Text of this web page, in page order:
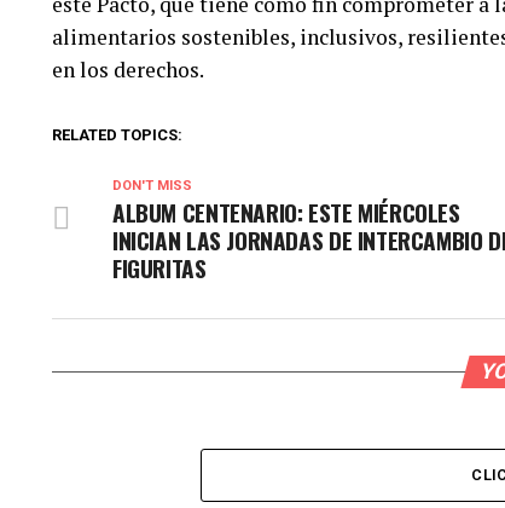
alimentarios sostenibles, inclusivos,
en los derechos.
RELATED TOPICS:
DON'T MISS
ALBUM CENTENARIO: ESTE MIÉRCOLES
INICIAN LAS JORNADAS DE INTERCAMBIO
FIGURITAS